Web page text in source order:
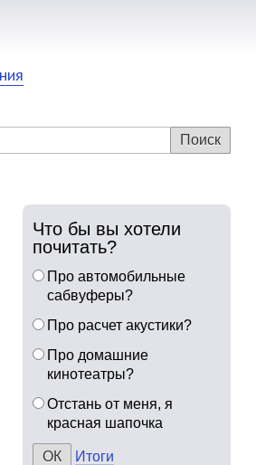
Что бы вы хотели
почитать?
Про автомобильные
сабвуферы?
Про расчет акустики?
Про домашние
кинотеатры?
Отстань от меня, я
красная шапочка
Итоги